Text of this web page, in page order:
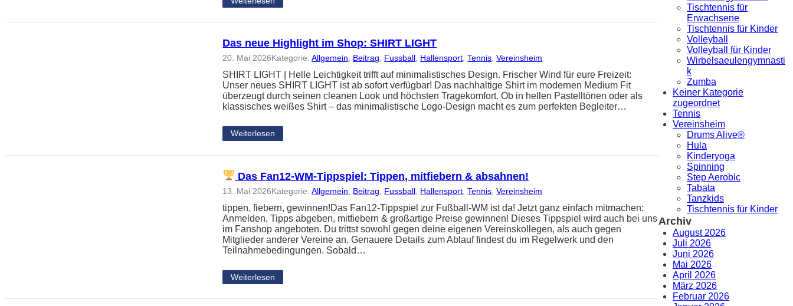
Das neue Highlight im Shop: SHIRT LIGHT
20. Mai 2026Kategorie:Allgemein, Beitrag, Fussball, Hallensport, Tennis, Vereinsheim
SHIRT LIGHT | Helle Leichtigkeit trifft auf minimalistisches Design. Frischer Wind für eure Freizeit:
Unser neues SHIRT LIGHT ist ab sofort verfügbar! Das nachhaltige Shirt im modernen Medium Fit
überzeugt durch seinen cleanen Look und höchsten Tragekomfort. Ob in hellen Pastelltönen oder als
klassisches weißes Shirt – das minimalistische Logo-Design macht es zum perfekten Begleiter…
Weiterlesen
Das Fan12-WM-Tippspiel: Tippen, mitfiebern & absahnen!
13. Mai 2026Kategorie:Allgemein Beitrag Fussball Hallensport , Tennis , Vereinsheim
tippen, fiebern, gewinnen!Das Fan12-Tippspiel zur Fußball-WM ist da! Jetzt ganz einfach mitmachen:
Anmelden, Tipps abgeben, mitfiebern & großartige Preise gewinnen! Dieses Tippspiel wird auch bei uns
im Fanshop angeboten. Du trittst sowohl gegen deine eigenen Vereinskollegen, als auch gegen
Mitglieder anderer Vereine an. Genauere Details zum Ablauf findest du im Regelwerk und den
Teilnahmebedingungen. Sobald…
Weiterlesen
Tischtennis für
Erwachsene
Tischtennis für Kinder
Volleyball
Volleyball für Kinder
Wirbelsaeulengymnasti
k
Zumba
Keiner Kategorie
zugeordnet
Tennis
Vereinsheim
Drums Alive®
Hula
Kinderyoga
Spinning
Step Aerobic
Tabata
Tanzkids
Tischtennis für Kinder
Archiv
August 2026
Juli 2026
Juni 2026
Mai 2026
April 2026
März 2026
Februar 2026